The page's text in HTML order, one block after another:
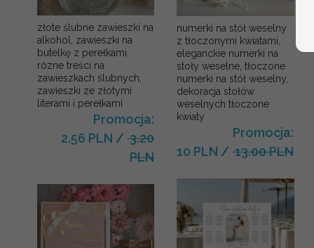
złote ślubne zawieszki na
alkohol, zawieszki na
butelkę z perełkami,
rózne treści na
zawieszkach ślubnych,
zawieszki ze złotymi
literami i perełkami
Promocja:
2.56 PLN /3.20
PLN
numerki na stół weselny
z tłoczonymi kwiatami,
eleganckie numerki na
stoły weselne, tłoczone
numerki na stół weselny,
dekoracja stołów
weselnych tłoczone
kwiaty
Promocja:
10 PLN /13.00 PLN